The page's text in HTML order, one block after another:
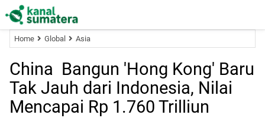
Home Global Asia
China Bangun 'Hong Kong' Baru
Tak Jauh dari Indonesia, Nilai
Mencapai Rp 1.760 Trilliun